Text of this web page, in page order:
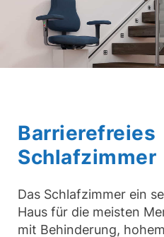
Barrierefreies
Schlafzimmer
Das Schlafzimmer ein
Haus für die meisten
mit Behinderung,